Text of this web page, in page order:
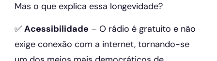
Mas o que explica essa longevidade?
✅ Acessibilidade – O rádio é gratuito e não
exige conexão com a internet, tornando-se